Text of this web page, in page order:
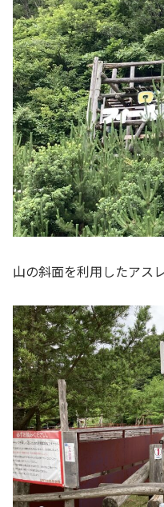
山の斜面を利用したアス